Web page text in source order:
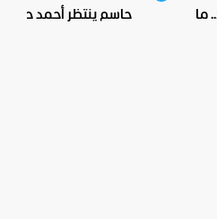
"ستقاطع" كأس العالم 2030.. ما
حاسم ينتظر أحمد